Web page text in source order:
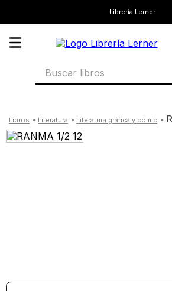
Librería Lerner
Buscar libros
literatura literatura gráfica y cómic